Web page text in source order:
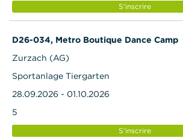
S'inscrire
D26-034, Metro Boutique Dance Camp
Zurzach (AG)
Sportanlage Tiergarten
28.09.2026 - 01.10.2026
5
S'inscrire